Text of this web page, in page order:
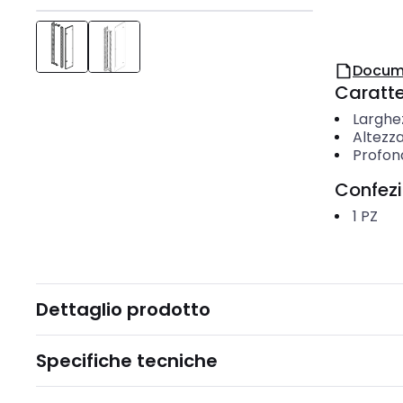
1 PZ
Dettaglio prodotto
Specifiche tecniche